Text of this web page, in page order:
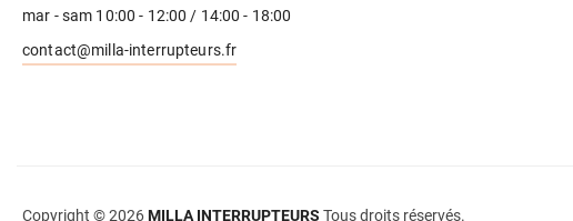
mar - sam 10:00 - 12:00 / 14:00 - 18:00
contact@milla-interrupteurs.fr
Copyright © 2026MILLA INTERRUPTEURS Tous droits réservés.